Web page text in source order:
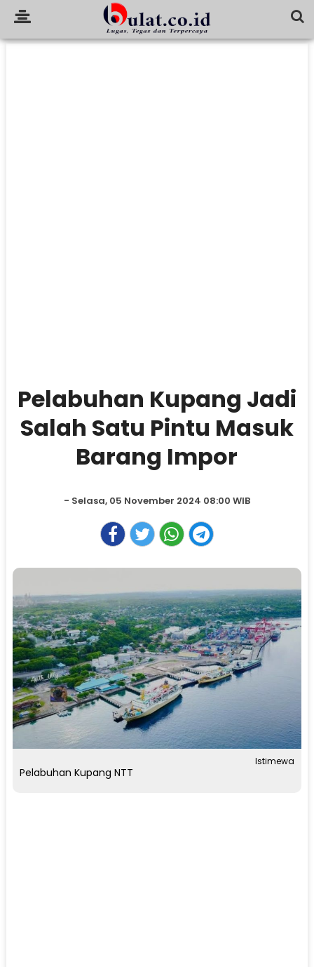
Pelabuhan Kupang Jadi
Salah Satu Pintu Masuk
Barang Impor
- Selasa, 05 November 2024 08:00 WIB
Istimewa
Pelabuhan Kupang NTT